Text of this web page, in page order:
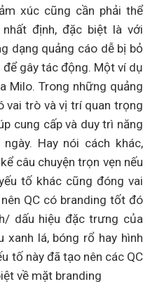
xúc cũng cần phải thể
định, đặc biệt là với
dạng quảng cáo dễ bị bỏ
gây tác động. Một ví dụ
Milo. Trong những quảng
vai trò và vị trí quan trọng
cung cấp và duy trì năng
Hay nói cách khác,
câu chuyện trọn vẹn nếu
tố khác cũng đóng vai
QC có branding tốt đó
dấu hiệu đặc trưng của
xanh lá, bóng rổ hay hình
tố này đã tạo nên các QC
về mặt branding